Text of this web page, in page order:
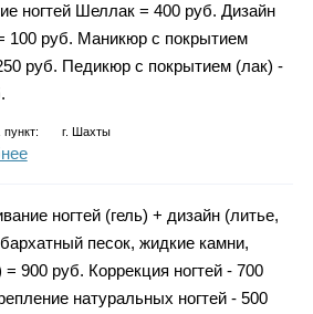
ногтей Шеллак = 400 руб. Дизайн
100 руб. Маникюр с покрытием
руб. Педикюр с покрытием (лак) -
пункт: г. Шахты
ногтей (гель) + дизайн (литье,
песок, жидкие камни,
= 900 руб. Коррекция ногтей - 700
натуральных ногтей - 500